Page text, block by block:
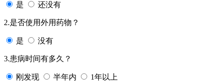
是 还没有
2.是否使用外用药物？
是 没有
3.患病时间有多久？
刚发现 半年内 1年以上